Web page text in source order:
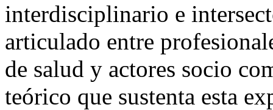
interdisciplinario e
articulado entre
de salud y actores socio
teórico que sustenta esta